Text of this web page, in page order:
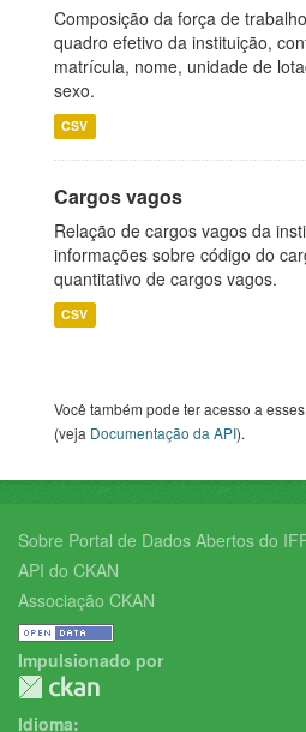
Composição da força de
quadro efetivo da instituição,
matrícula, nome, unidade de
sexo.
CSV
Cargos vagos
Relação de cargos vagos da
informações sobre código do
quantitativo de cargos vagos.
CSV
Você também pode ter acesso a
(veja Documentação da API).
Sobre Portal de Dados Abertos do
API do CKAN
Associação CKAN
Impulsionado por
Idioma